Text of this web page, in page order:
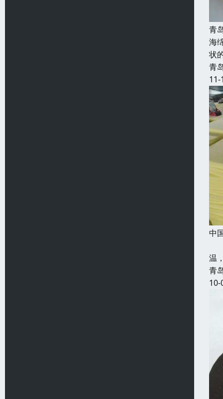
青
海
状
青
11-
中
温
青
10-